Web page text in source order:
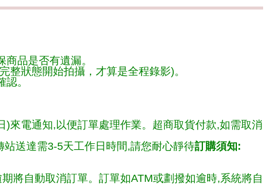
品是否有遺漏。
整狀態開始拍攝，才算是全程錄影)。
。
來電通知,以便訂單處理作業。超商取貨付款,如需取消
送達需3-5天工作日時間,請您耐心靜待訂購須知:
將自動取消訂單。訂單如ATM或劃撥如逾時,系統將自